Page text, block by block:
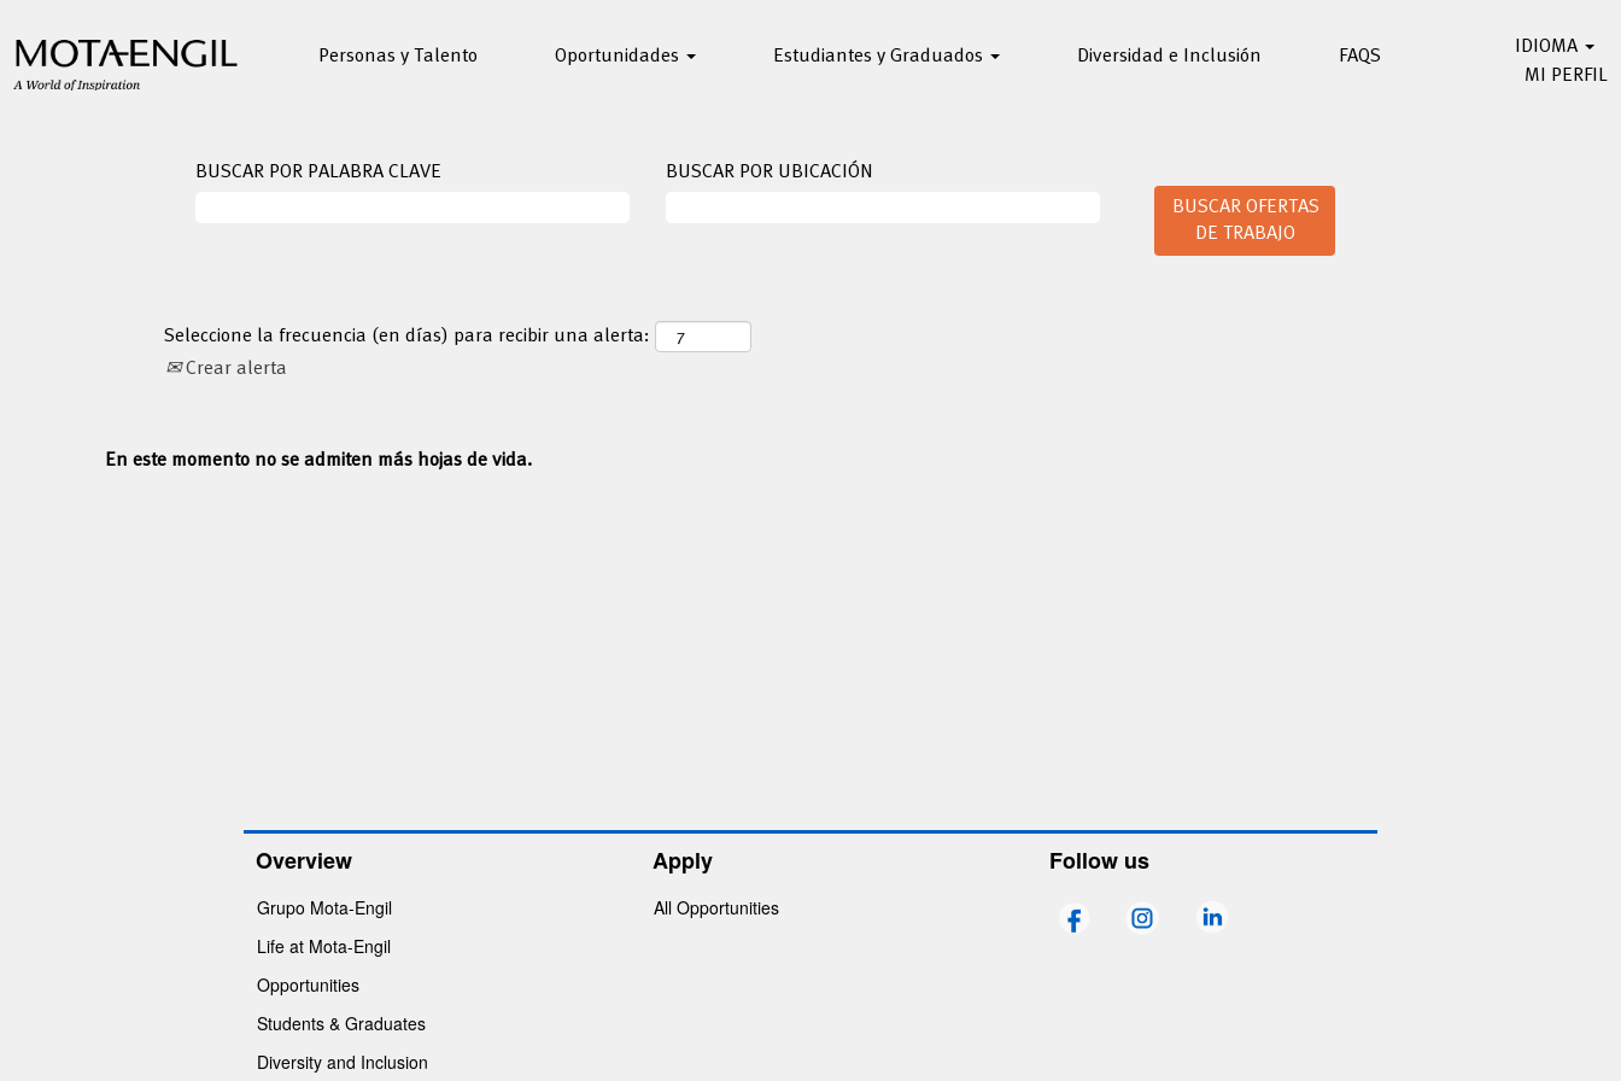
Personas y Talento Oportunidades Estudiantes y Graduados Diversidad e Inclusión FAQS
IDIOMA
MI PERFIL
BUSCAR POR PALABRA CLAVE BUSCAR POR UBICACIÓN
Seleccione la frecuencia (en días) para recibir una alerta:
Crear alerta
En este momento no se admiten más hojas de vida.
Overview
Grupo Mota-Engil
Life at Mota-Engil
Opportunities
Students & Graduates
Diversity and Inclusion
Apply
All Opportunities
Follow us